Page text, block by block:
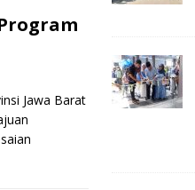
Jawa Barat